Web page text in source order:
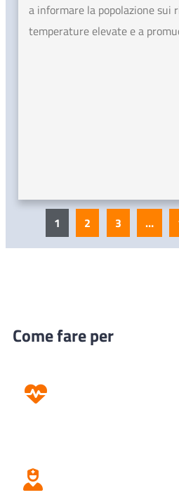
a informare la popolazione sui
temperature elevate e a
1 2 3 …
Come fare per